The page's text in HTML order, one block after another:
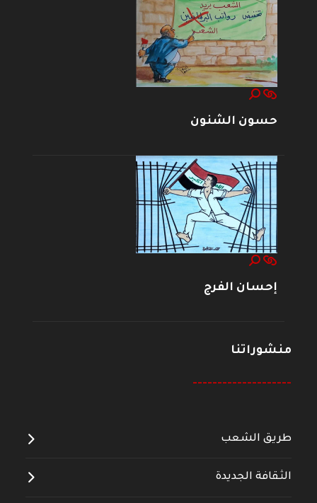
حسون الشنون
إحسان الفرج
منشوراتنا
--------------------
طريق الشعب
الثقافة الجديدة